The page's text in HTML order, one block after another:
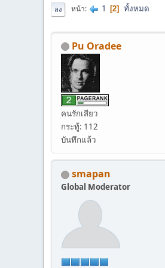
ลง หน้า 1 2 ทั้งหมด
Pu Oradee
คนรักเสียว
กระทู้: 112
บันทึกแล้ว
smapan
Global Moderator